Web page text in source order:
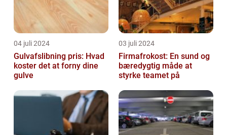
04 juli 2024
Gulvafslibning pris: Hvad
koster det at forny dine
gulve
03 juli 2024
Firmafrokost: En sund og
bæredygtig måde at
styrke teamet på